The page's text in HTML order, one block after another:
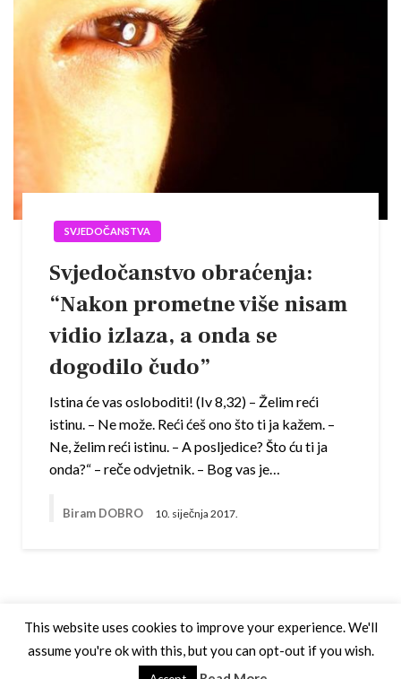
SVJEDOČANSTVA
Svjedočanstvo obraćenja:
“Nakon prometne više nisam
vidio izlaza, a onda se
dogodilo čudo”
Istina će vas osloboditi! (Iv 8,32) – Želim reći
istinu. – Ne može. Reći ćeš ono što ti ja kažem. –
Ne, želim reći istinu. – A posljedice? Što ću ti ja
onda?“ – reče odvjetnik. – Bog vas je…
Biram DOBRO 10. siječnja 2017.
This website uses cookies to improve your experience. We'll
assume you're ok with this, but you can opt-out if you wish.